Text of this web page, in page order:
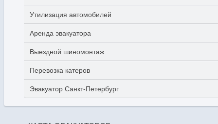
Утилизация автомобилей
Аренда эвакуатора
Выездной шиномонтаж
Перевозка катеров
Эвакуатор Санкт-Петербург